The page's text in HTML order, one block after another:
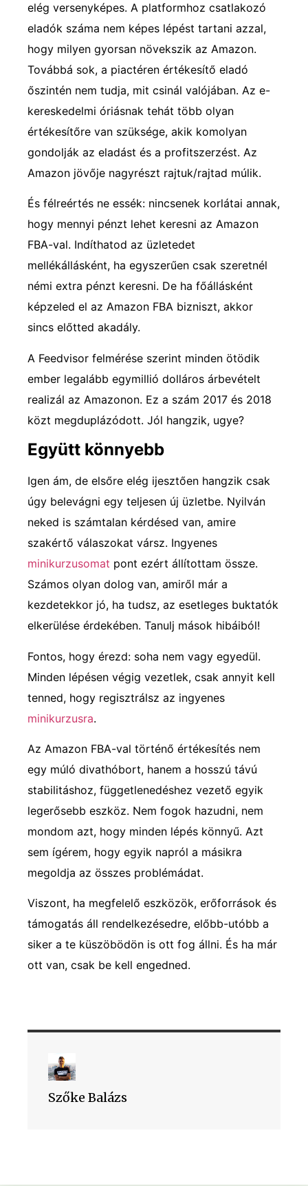
elég versenyképes. A platformhoz csatlakozó
eladók száma nem képes lépést tartani azzal,
hogy milyen gyorsan növekszik az Amazon.
Továbbá sok, a piactéren értékesítő eladó
őszintén nem tudja, mit csinál valójában. Az e-
kereskedelmi óriásnak tehát több olyan
értékesítőre van szüksége, akik komolyan
gondolják az eladást és a profitszerzést. Az
Amazon jövője nagyrészt rajtuk/rajtad múlik.
És félreértés ne essék: nincsenek korlátai annak,
hogy mennyi pénzt lehet keresni az Amazon
FBA-val. Indíthatod az üzletedet
mellékállásként, ha egyszerűen csak szeretnél
némi extra pénzt keresni. De ha főállásként
képzeled el az Amazon FBA bizniszt, akkor
sincs előtted akadály.
A Feedvisor felmérése szerint minden ötödik
ember legalább egymillió dolláros árbevételt
realizál az Amazonon. Ez a szám 2017 és 2018
közt megduplázódott. Jól hangzik, ugye?
Együtt könnyebb
Igen ám, de elsőre elég ijesztően hangzik csak
úgy belevágni egy teljesen új üzletbe. Nyilván
neked is számtalan kérdésed van, amire
szakértő válaszokat vársz. Ingyenes
minikurzusomat pont ezért állítottam össze.
Számos olyan dolog van, amiről már a
kezdetekkor jó, ha tudsz, az esetleges buktatók
elkerülése érdekében. Tanulj mások hibáiból!
Fontos, hogy érezd: soha nem vagy egyedül.
Minden lépésen végig vezetlek, csak annyit kell
tenned, hogy regisztrálsz az ingyenes
minikurzusra.
Az Amazon FBA-val történő értékesítés nem
egy múló divathóbort, hanem a hosszú távú
stabilitáshoz, függetlenedéshez vezető egyik
legerősebb eszköz. Nem fogok hazudni, nem
mondom azt, hogy minden lépés könnyű. Azt
sem ígérem, hogy egyik napról a másikra
megoldja az összes problémádat.
Viszont, ha megfelelő eszközök, erőforrások és
támogatás áll rendelkezésedre, előbb-utóbb a
siker a te küszöbödön is ott fog állni. És ha már
ott van, csak be kell engedned.
Szőke Balázs